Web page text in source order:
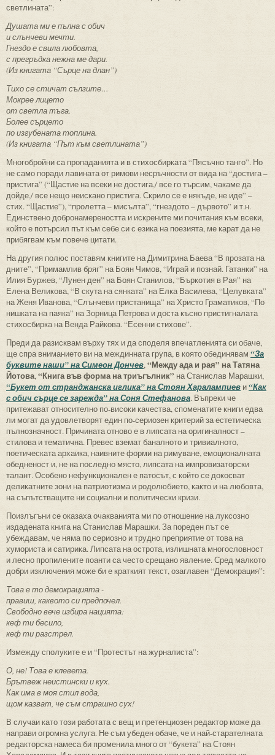
светлината”:
Душата ми е пълна с обич
и слънчеви мечти.
Гнездо е свила любовта,
с прегръдка нежна ме дари.
(Из книгата “Сърце на длан”)
Тихо се стичат сълзите…
Мокрее лицето
от светла тъга.
Более сърцето
по изгубената топлина.
(Из книгата “Път към светлината”)
Многобройни са пропаданията и в стихосбирката “Пясъчно танго”. Но
не само поради лавината от римови несръчности от вида на “достига –
пристига” (“Щастие на всеки не достига,/ все го търсим, чакаме да
дойде,/ все нещо неискано пристига. Скрило се е някъде, не иде” –
стих. “Щастие”), “пролетта – мисълта”, “гнездото – дървото” и т.н.
Единствено добронамереността и искрените ми почитания към всеки,
който е потърсил път към себе си с езика на поезията, ме карат да не
прибягвам към повече цитати.
На другия полюс поставям книгите на Димитрина Баева “В прозата на
дните”, “Примамлив бряг” на Боян Чимов, “Играй и познай. Гатанки” на
Илия Буржев, “Лунен ден” на Боян Станилов, “Бъркотия в Рая” на
Елена Великова, “В скута на сянката” на Елка Василева, “Целувката”
на Женя Иванова, “Слънчеви пристанища” на Христо Граматиков, “По
нишката на паяка” на Зорница Петрова и доста късно пристигналата
стихосбирка на Венда Райкова. “Есенни стихове”.
Преди да разисквам върху тях и да споделя впечатленията си обаче,
ще спра вниманието ви на междинната група, в която обединявам “За
буквите наши” на Симеон Дончев,“Между ада и рая” на Татяна
Йотова,“Книга във форма на триъгълник” на Станислав Марашки,
“Букет от странджанска иглика” на Стоян Харалампиев и“Как
с обич сърце се зарежда” на Соня Стефанова. Въпреки че
притежават относително по-високи качества, споменатите книги едва
ли могат да удовлетворят един по-сериозен критерий за естетическа
пълнозначност. Причината отново е в липсата на оригиналност –
стилова и тематична. Превес вземат баналното и тривиалното,
поетическата архаика, наивните форми на римуване, емоционалната
обедненост и, не на последно място, липсата на импровизаторски
талант. Особено нефункционален е патосът, с който се докосват
деликатните зони на патриотизма и родолюбието, както и на любовта,
на съпътстващите ни социални и политически кризи.
Поизлъгъни се оказаха очакванията ми по отношение на луксозно
издадената книга на Станислав Марашки. За пореден път се
убеждавам, че няма по сериозно и трудно преприятие от това на
хумориста и сатирика. Липсата на острота, излишната многословност
и лесно пропилените поанти са често срещано явление. Сред малкото
добри изключения може би е краткият текст, озаглавен “Демокрация”:
Това е то демокрацията -
правиш, каквото си предпочел.
Свободно вече избира нацията:
кеф ти бесило,
кеф ти разстрел.
Измежду сполуките е и “Протестът на журналиста”:
О, не! Това е клевета.
Брътвеж неистински и кух.
Как има в моя стил вода,
щом казват, че съм страшно сух!
В случаи като този работата с вещ и претенциозен редактор може да
направи огромна услуга. Не съм убеден обаче, че и най-старателната
редакторска намеса би променила много от “букета” на Стоян